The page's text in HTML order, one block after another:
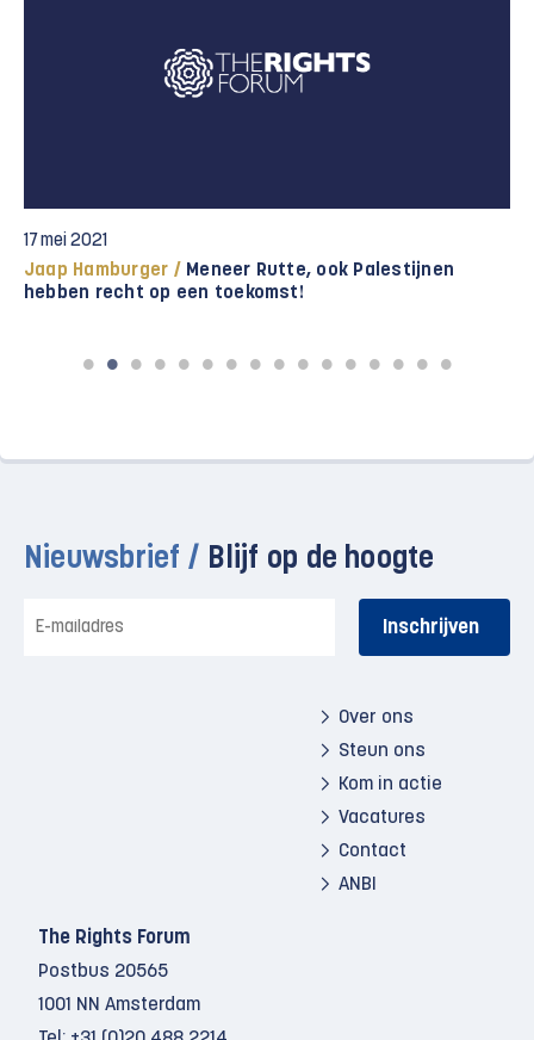
17 mei 2021
Jaap Hamburger / Meneer Rutte, ook Palestijnen
hebben recht op een toekomst!
Nieuwsbrief / Blijf op de hoogte
mailadres
Over ons
Steun ons
Kom in actie
Vacatures
Contact
ANBI
The Rights Forum
Postbus 20565
1001 NN Amsterdam